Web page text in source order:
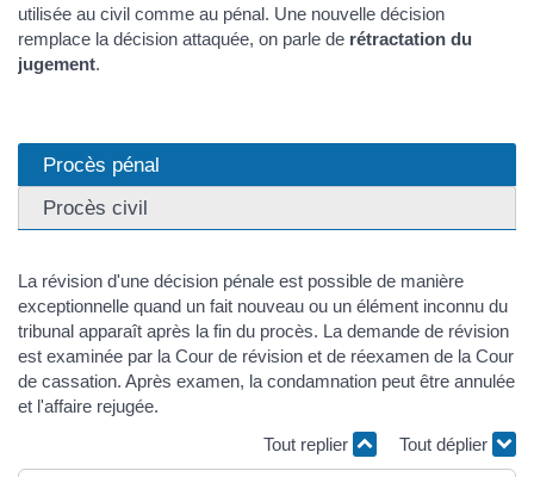
utilisée au civil comme au pénal. Une nouvelle décision
remplace la décision attaquée, on parle de rétractation du
jugement.
Procès pénal
Procès civil
La révision d'une décision pénale est possible de manière
exceptionnelle quand un fait nouveau ou un élément inconnu du
tribunal apparaît après la fin du procès. La demande de révision
est examinée par la Cour de révision et de réexamen de la Cour
de cassation. Après examen, la condamnation peut être annulée
et l'affaire rejugée.
Tout replier
Tout déplier